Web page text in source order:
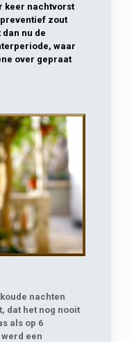
keer nachtvorst
zout
nu de
waar
over gepraat
nachten
dat het nog nooit
als op 6
een